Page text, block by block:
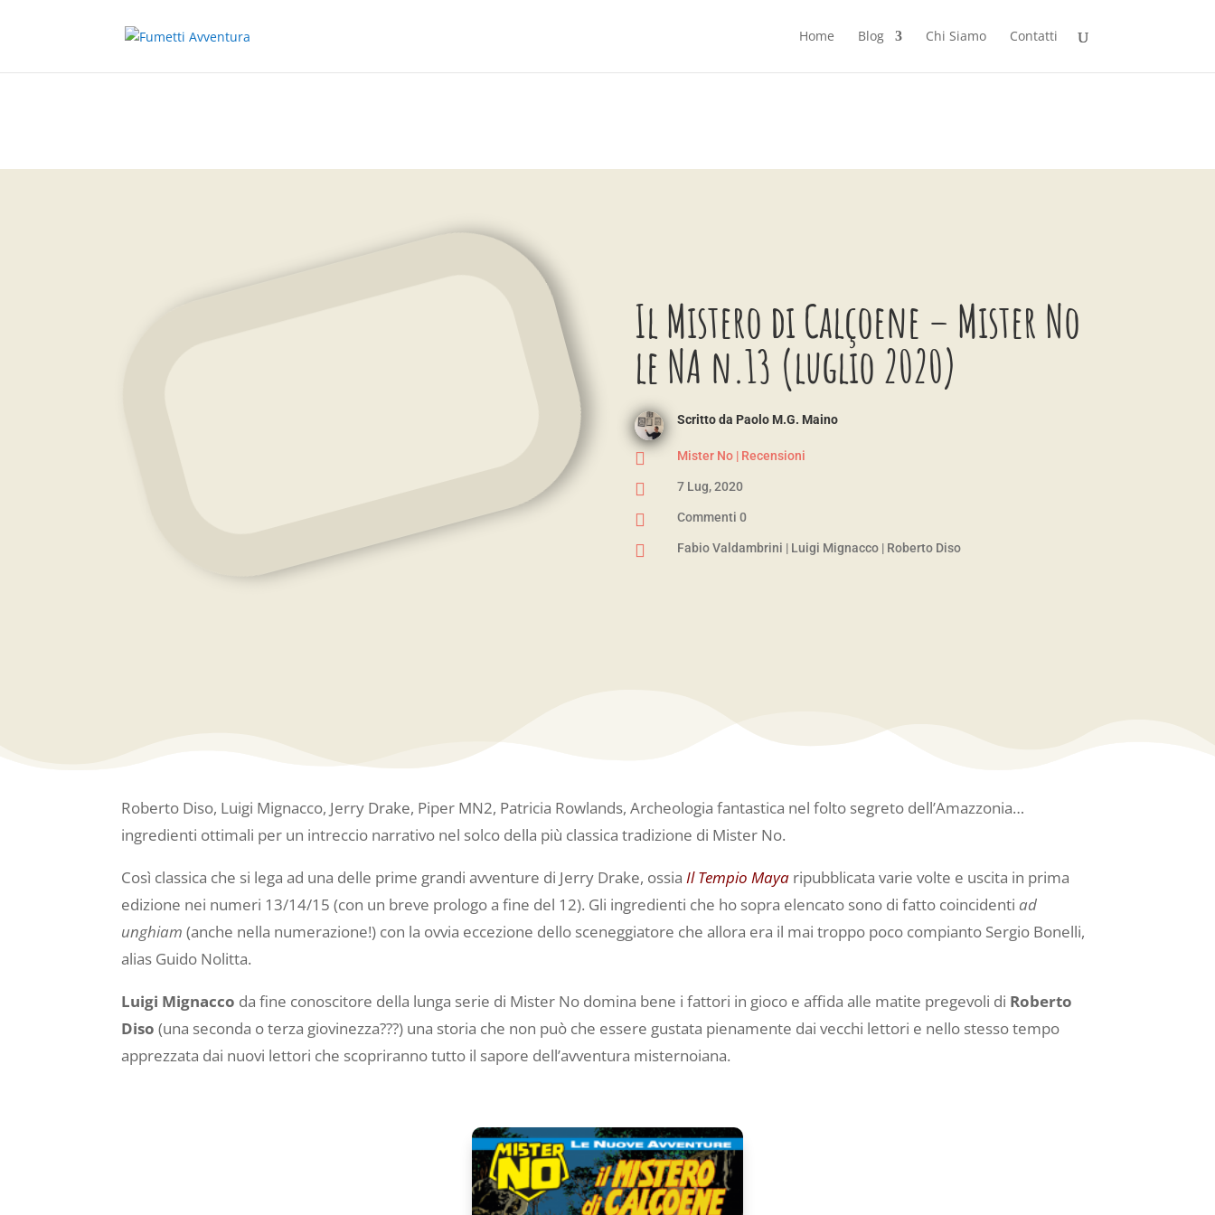
Home Blog Chi Siamo Contatti
Il Mistero di Calçoene – Mister No
le NA n.13 (luglio 2020)
Scritto da Paolo M.G. Maino
 Mister No| Recensioni
 7 Lug, 2020
 Commenti 0
 Fabio Valdambrini | Luigi Mignacco| Roberto Diso
Roberto Diso, Luigi Mignacco, Jerry Drake, Piper MN2, Patricia Rowlands, Archeologia fantastica nel folto segreto dell’Amazzonia…
ingredienti ottimali per un intreccio narrativo nel solco della più classica tradizione di Mister No.
Così classica che si lega ad una delle prime grandi avventure di Jerry Drake, ossia Il Tempio Maya ripubblicata varie volte e uscita in prima
edizione nei numeri 13/14/15 (con un breve prologo a fine del 12). Gli ingredienti che ho sopra elencato sono di fatto coincidenti ad
unghiam(anche nella numerazione!) con la ovvia eccezione dello sceneggiatore che allora era il mai troppo poco compianto Sergio Bonelli,
alias Guido Nolitta.
Luigi Mignacco da fine conoscitore della lunga serie di Mister No domina bene i fattori in gioco e affida alle matite pregevoli di Roberto
Diso (una seconda o terza giovinezza???) una storia che non può che essere gustata pienamente dai vecchi lettori e nello stesso tempo
apprezzata dai nuovi lettori che scopriranno tutto il sapore dell’avventura misternoiana.